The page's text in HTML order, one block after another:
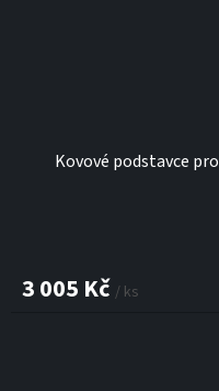
Kovové podstavce
je
3 005 Kč / ks